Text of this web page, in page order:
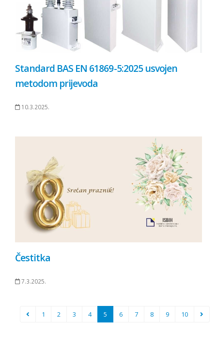
Standard BAS EN 61869-5:2025 usvojen
metodom prijevoda
10.3.2025.
Čestitka
7.3.2025.
1 2 3 4 5 6 7 8 9 10